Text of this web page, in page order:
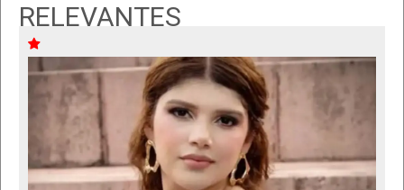
RELEVANTES